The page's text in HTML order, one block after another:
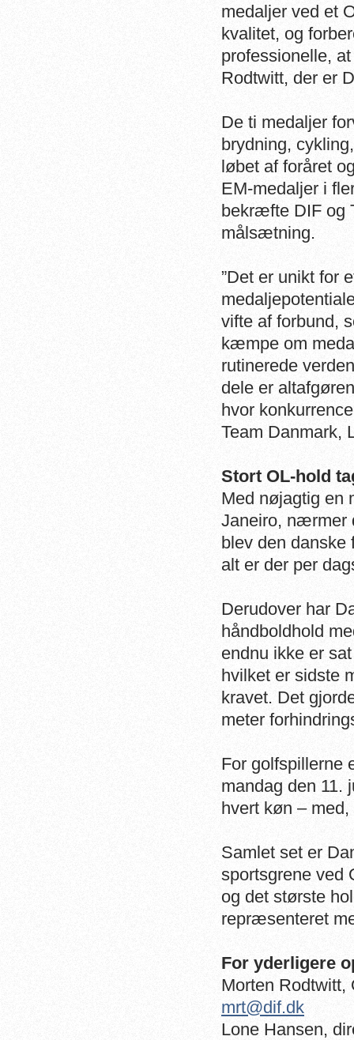
medaljer ved et
kvalitet, og
professionelle,
Rodtwitt, der er
De ti medaljer
brydning,
løbet af foråret
EM-medaljer i
bekræfte DIF og
målsætning.
”Det er unikt for
vifte af forbund,
kæmpe om
rutinerede
dele er
hvor
Team Danmark,
Stort OL-hold
Med nøjagtig en
Janeiro, nærmer
blev den
alt er der per
Derudover har
håndboldhold
endnu ikke er
hvilket er sidste
kravet. Det
meter
For golfspillerne
mandag den 11.
hvert køn –
Samlet set er
sportsgrene ved
og det største
repræsenteret
For yderligere
Morten Rodtwitt,
mrt@dif.dk
Lone Hansen,